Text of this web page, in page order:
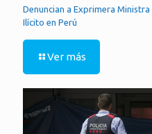
Denuncian a Exprimera
Ilícito en Perú
Ver más